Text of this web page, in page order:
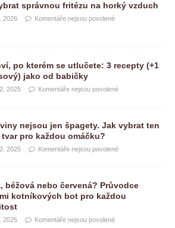
správnou fritézu na horký vzduch
2026 Komentáře nejsou povolené
po kterém se utlučete: 3 recepty (+1
jako od babičky
2025 Komentáře nejsou povolené
nejsou jen špagety. Jak vybrat ten
tvar pro každou omáčku?
2025 Komentáře nejsou povolené
béžová nebo červená? Průvodce
kotníkových bot pro každou
2025 Komentáře nejsou povolené